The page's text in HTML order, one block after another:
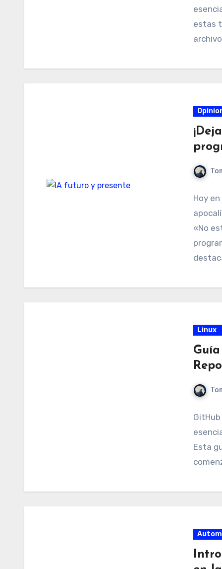
estas
Hoy
«No
Linux
Esta